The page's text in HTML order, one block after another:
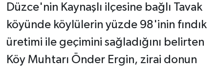
Düzce'nin Kaynaşlı ilçesine bağlı Tavak
köyünde köylülerin yüzde 98'inin fındık
üretimi ile geçimini sağladığını belirten
Köy Muhtarı Önder Ergin, zirai donun